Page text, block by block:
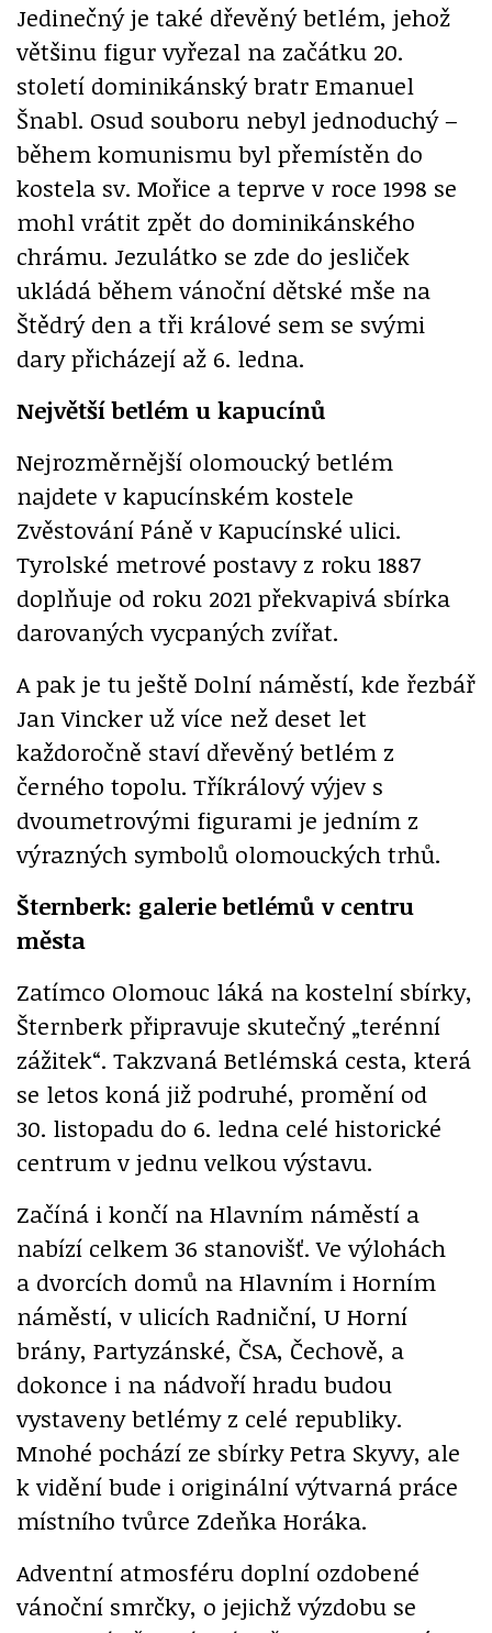
Jedinečný je také dřevěný betlém, jehož
většinu figur vyřezal na začátku 20.
století dominikánský bratr Emanuel
Šnabl. Osud souboru nebyl jednoduchý –
během komunismu byl přemístěn do
kostela sv. Mořice a teprve v roce 1998 se
mohl vrátit zpět do dominikánského
chrámu. Jezulátko se zde do jesliček
ukládá během vánoční dětské mše na
Štědrý den a tři králové sem se svými
dary přicházejí až 6. ledna.
Největší betlém u kapucínů
Nejrozměrnější olomoucký betlém
najdete v kapucínském kostele
Zvěstování Páně v Kapucínské ulici.
Tyrolské metrové postavy z roku 1887
doplňuje od roku 2021 překvapivá sbírka
darovaných vycpaných zvířat.
A pak je tu ještě Dolní náměstí, kde řezbář
Jan Vincker už více než deset let
každoročně staví dřevěný betlém z
černého topolu. Tříkrálový výjev s
dvoumetrovými figurami je jedním z
výrazných symbolů olomouckých trhů.
Šternberk: galerie betlémů v centru
města
Zatímco Olomouc láká na kostelní sbírky,
Šternberk připravuje skutečný „terénní
zážitek“. Takzvaná Betlémská cesta, která
se letos koná již podruhé, promění od
30. listopadu do 6. ledna celé historické
centrum v jednu velkou výstavu.
Začíná i končí na Hlavním náměstí a
nabízí celkem 36 stanovišť. Ve výlohách
a dvorcích domů na Hlavním i Horním
náměstí, v ulicích Radniční, U Horní
brány, Partyzánské, ČSA, Čechově, a
dokonce i na nádvoří hradu budou
vystaveny betlémy z celé republiky.
Mnohé pochází ze sbírky Petra Skyvy, ale
k vidění bude i originální výtvarná práce
místního tvůrce Zdeňka Horáka.
Adventní atmosféru doplní ozdobené
vánoční smrčky, o jejichž výzdobu se